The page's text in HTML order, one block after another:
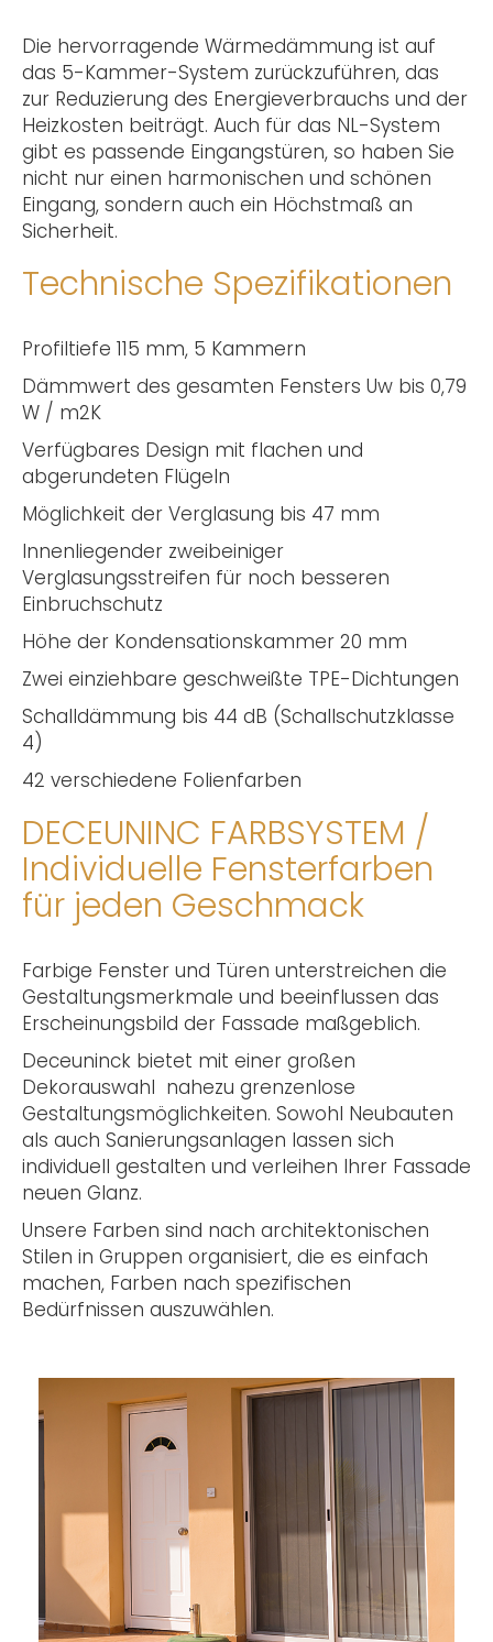
Die hervorragende Wärmedämmung ist auf
das 5-Kammer-System zurückzuführen, das
zur Reduzierung des Energieverbrauchs und der
Heizkosten beiträgt. Auch für das NL-System
gibt es passende Eingangstüren, so haben Sie
nicht nur einen harmonischen und schönen
Eingang, sondern auch ein Höchstmaß an
Sicherheit.
Technische Spezifikationen
Profiltiefe 115 mm, 5 Kammern
Dämmwert des gesamten Fensters Uw bis 0,79
W / m2K
Verfügbares Design mit flachen und
abgerundeten Flügeln
Möglichkeit der Verglasung bis 47 mm
Innenliegender zweibeiniger
Verglasungsstreifen für noch besseren
Einbruchschutz
Höhe der Kondensationskammer 20 mm
Zwei einziehbare geschweißte TPE-Dichtungen
Schalldämmung bis 44 dB (Schallschutzklasse
4)
42 verschiedene Folienfarben
DECEUNINC FARBSYSTEM /
Individuelle Fensterfarben
für jeden Geschmack
Farbige Fenster und Türen unterstreichen die
Gestaltungsmerkmale und beeinflussen das
Erscheinungsbild der Fassade maßgeblich.
Deceuninck bietet mit einer großen
Dekorauswahl nahezu grenzenlose
Gestaltungsmöglichkeiten. Sowohl Neubauten
als auch Sanierungsanlagen lassen sich
individuell gestalten und verleihen Ihrer Fassade
neuen Glanz.
Unsere Farben sind nach architektonischen
Stilen in Gruppen organisiert, die es einfach
machen, Farben nach spezifischen
Bedürfnissen auszuwählen.